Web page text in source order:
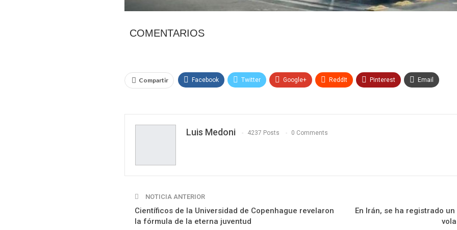
COMENTARIOS
Compartir Facebook Twitter Google+ ReddIt Pinterest Email
Luis Medoni 4237 Posts 0 Comments
NOTICIA ANTERIOR
Científicos de la Universidad de Copenhague revelaron
la fórmula de la eterna juventud
En Irán, se ha registrado